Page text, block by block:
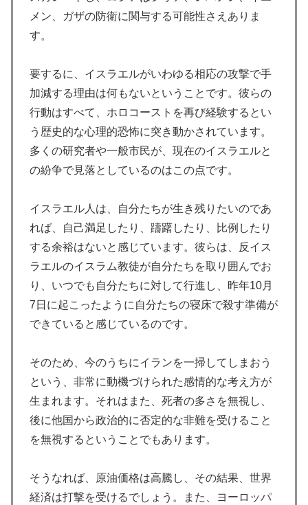
メン、ガザの防衛に関与する可能性さえありま
す。
要するに、イスラエルがいわゆる相応の攻撃で手
加減する理由は何もないということです。彼らの
行動はすべて、ホロコーストを再び経験するとい
う歴史的な心理的恐怖に突き動かされています。
多くの研究者や一般市民が、現在のイスラエルと
の紛争で見落としているのはこの点です。
イスラエル人は、自分たちが生き残りたいのであ
れば、自己満足したり、躊躇したり、比例したり
する余裕はないと感じています。彼らは、反イス
ラエルのイスラム教徒が自分たちを取り囲んでお
り、いつでも自分たちに対して行進し、昨年10月
7日に起こったように自分たちの寝床で殺す準備が
できていると感じているのです。
そのため、今のうちにイランを一掃してしまおう
という、非常に動機づけられた感情的な考え方が
生まれます。それはまた、死者の多さを無視し、
後に他国から政治的に否定的な非難を受けること
を無視するということでもあります。
そうなれば、原油価格は高騰し、その結果、世界
経済は打撃を受けるでしょう。また、ヨーロッパ